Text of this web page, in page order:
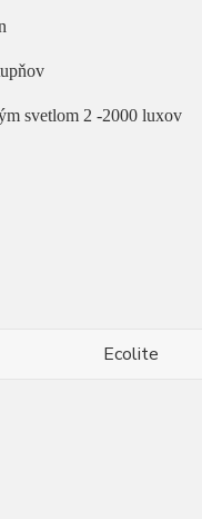
svetlom 2 -2000 luxov
Ecolite